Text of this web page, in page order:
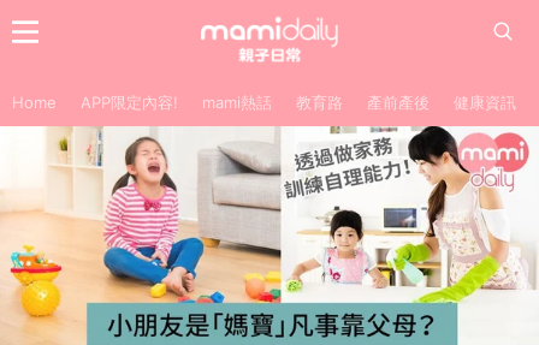
Home APP限定內容! mami熱話 教育路 產前產後 健康資訊